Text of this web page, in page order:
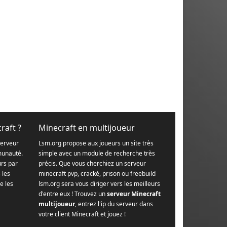
?
par
les
les
Minecraft en multijoueur
Lsm.org propose aux joueurs un site très
simple avec un module de recherche très
précis. Que vous cherchiez un serveur
minecraft pvp, cracké, prison ou freebuild
lsm.org sera vous diriger vers les meilleurs
d'entre eux ! Trouvez unserveur Minecraft
multijoueur, entrez l'ip du serveur dans
votre client Minecraft et jouez !